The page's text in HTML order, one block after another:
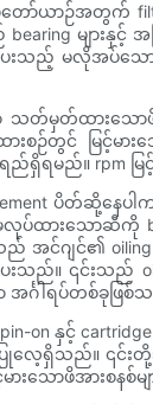
ာ်တော်ယာဉ်အတွက်
များနှ
ပေးသည့် မလိုအပ်သ
သတ်မှတ်ထားသော
စဉ်တွင် မြင့်မား
ရည်ရှိရမည်။ rpm
ပိတ်ဆို့နေ
ပ်ထားသောဆီကို
အင်ဂျင်၏
းသည်။ ၎င်းသည် oil
င်္ဂါရပ်တစ်ခုဖြစ်
on နှင့်
ပြုလေ့ရှိသည်။ ၎င်း
ြင့်မားသောဖိအား